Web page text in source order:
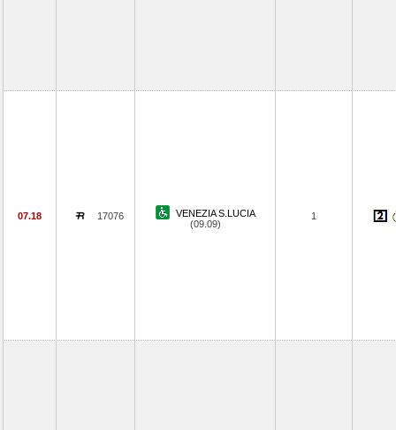
07.18 17076
VENEZIA S.LUCIA
(09.09)
1